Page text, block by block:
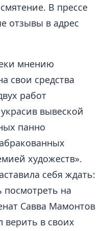
В прессе
отзывы в адрес
мнению
свои средства
работ
вывеской
панно
художеств».
себя ждать:
посмотреть на
Савва Мамонтов
верить в своих